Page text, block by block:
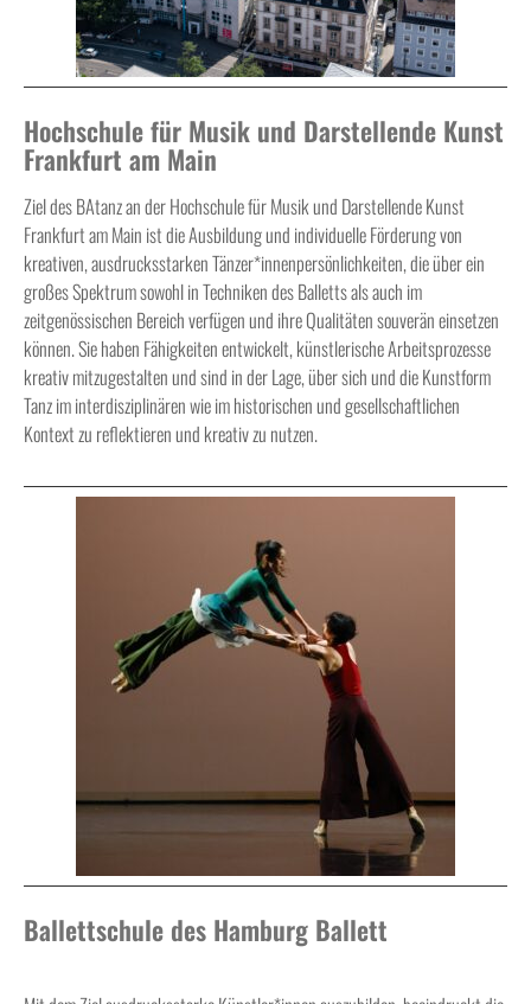
Hochschule für Musik und Darstellende Kunst
Frankfurt am Main
Ziel des BAtanz an der Hochschule für Musik und Darstellende Kunst
Frankfurt am Main ist die Ausbildung und individuelle Förderung von
kreativen, ausdrucksstarken Tänzer*innenpersönlichkeiten, die über ein
großes Spektrum sowohl in Techniken des Balletts als auch im
zeitgenössischen Bereich verfügen und ihre Qualitäten souverän einsetzen
können. Sie haben Fähigkeiten entwickelt, künstlerische Arbeitsprozesse
kreativ mitzugestalten und sind in der Lage, über sich und die Kunstform
Tanz im interdisziplinären wie im historischen und gesellschaftlichen
Kontext zu reflektieren und kreativ zu nutzen.
Ballettschule des Hamburg Ballett